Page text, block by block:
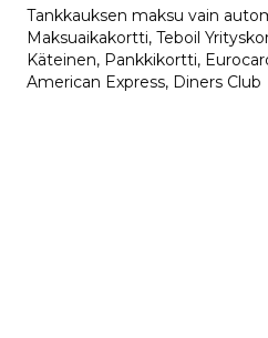
Tankkauksen maksu vain
Maksuaikakortti, Teboil
Käteinen, Pankkikortti,
American Express, Diners Club